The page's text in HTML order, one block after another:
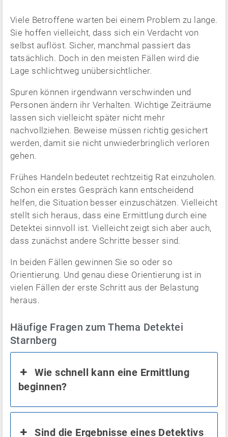
Viele Betroffene warten bei einem Problem zu lange.
Sie hoffen vielleicht, dass sich ein Verdacht von
selbst auflöst. Sicher, manchmal passiert das
tatsächlich. Doch in den meisten Fällen wird die
Lage schlichtweg unübersichtlicher.
Spuren können irgendwann verschwinden und
Personen ändern ihr Verhalten. Wichtige Zeiträume
lassen sich vielleicht später nicht mehr
nachvollziehen. Beweise müssen richtig gesichert
werden, damit sie nicht unwiederbringlich verloren
gehen.
Frühes Handeln bedeutet rechtzeitig Rat einzuholen.
Schon ein erstes Gespräch kann entscheidend
helfen, die Situation besser einzuschätzen. Vielleicht
stellt sich heraus, dass eine Ermittlung durch eine
Detektei sinnvoll ist. Vielleicht zeigt sich aber auch,
dass zunächst andere Schritte besser sind.
In beiden Fällen gewinnen Sie so oder so
Orientierung. Und genau diese Orientierung ist in
vielen Fällen der erste Schritt aus der Belastung
heraus.
Häufige Fragen zum Thema Detektei
Starnberg
Wie schnell kann eine Ermittlung
beginnen?
Sind die Ergebnisse eines Detektivs